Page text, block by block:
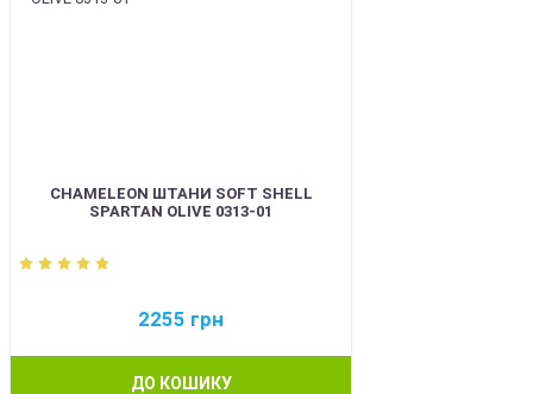
CHAMELEON ШТАНИ SOFT SHELL
SPARTAN OLIVE 0313-01
2255 грн
ДО КОШИКУ